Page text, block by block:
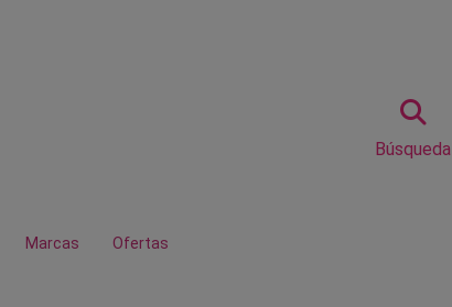
Búsqueda
Marcas Ofertas